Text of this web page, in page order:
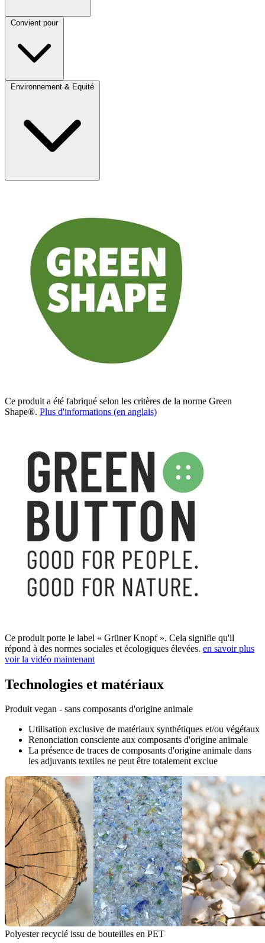
Convient pour
Environnement & Equité
Ce produit a été fabriqué selon les critères de la norme Green
Shape®. Plus d'informations (en anglais)
Ce produit porte le label « Grüner Knopf ». Cela signifie qu'il
répond à des normes sociales et écologiques élevées. en savoir plus
voir la vidéo maintenant
Technologies et matériaux
Produit vegan - sans composants d'origine animale
Utilisation exclusive de matériaux synthétiques et/ou végétaux
Renonciation consciente aux composants d'origine animale
La présence de traces de composants d'origine animale dans
les adjuvants textiles ne peut être totalement exclue
Polyester recyclé issu de bouteilles en PET